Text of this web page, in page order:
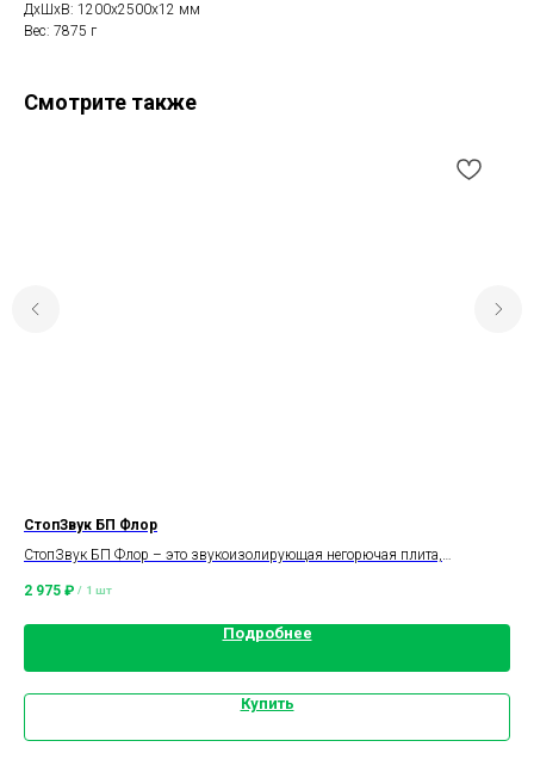
ДxШxВ: 1200x2500x12 мм
Вес: 7875 г
Смотрите также
СтопЗвук БП Флор
СтопЗвук БП Флор – это звукоизолирующая негорючая плита,
2 975 ₽ / 1 шт
Подробнее
Купить